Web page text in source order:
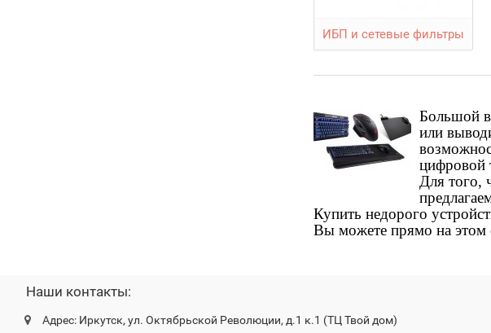
ИБП и сетевые фильтры
Большой
или
цифровой
Для того,
Купить недорого
Вы можете прямо на этом
Наши контакты:
Адрес: Иркутск, ул. Октябрьской Революции, д.1 к.1 (ТЦ Твой дом)